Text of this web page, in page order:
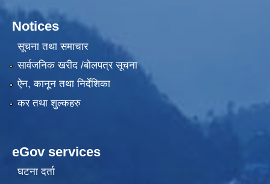
Notices
सूचना तथा समाचार
सार्वजनिक खरीद /बोलपत्र सूचना
ऐन, कानून तथा निर्देशिका
कर तथा शुल्कहरु
eGov services
घटना दर्ता